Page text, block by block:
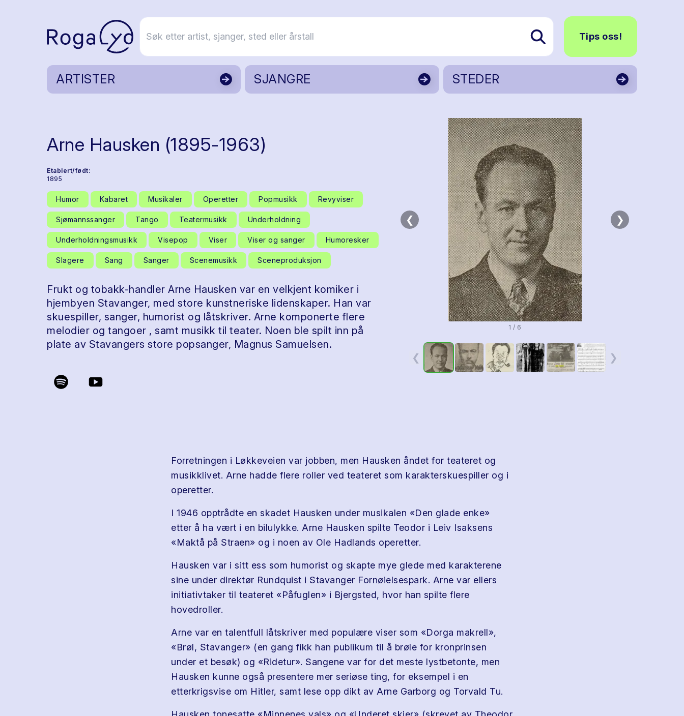
Tips oss!
ARTISTER SJANGRE STEDER
Arne Hausken (1895-1963)
Etablert/født:
1895
Humor Kabaret Musikaler Operetter Popmusikk Revyviser
Sjømannssanger Tango Teatermusikk Underholdning
Underholdningsmusikk Visepop Viser Viser og sanger Humoresker
Slagere Sang Sanger Scenemusikk Sceneproduksjon
Frukt og tobakk-handler Arne Hausken var en velkjent komiker i
hjembyen Stavanger, med store kunstneriske lidenskaper. Han var
skuespiller, sanger, humorist og låtskriver. Arne komponerte flere
melodier og tangoer , samt musikk til teater. Noen ble spilt inn på
plate av Stavangers store popsanger, Magnus Samuelsen.
❮ ❯
1 / 6
❮ ❯
Forretningen i Løkkeveien var jobben, men Hausken åndet for teateret og
musikklivet. Arne hadde flere roller ved teateret som karakterskuespiller og i
operetter.
I 1946 opptrådte en skadet Hausken under musikalen «Den glade enke»
etter å ha vært i en bilulykke. Arne Hausken spilte Teodor i Leiv Isaksens
«Maktå på Straen» og i noen av Ole Hadlands operetter.
Hausken var i sitt ess som humorist og skapte mye glede med karakterene
sine under direktør Rundquist i Stavanger Fornøielsespark. Arne var ellers
initiativtaker til teateret «Påfuglen» i Bjergsted, hvor han spilte flere
hovedroller.
Arne var en talentfull låtskriver med populære viser som «Dorga makrell»,
«Brøl, Stavanger» (en gang fikk han publikum til å brøle for kronprinsen
under et besøk) og «Ridetur». Sangene var for det meste lystbetonte, men
Hausken kunne også presentere mer seriøse ting, for eksempel i en
etterkrigsvise om Hitler, samt lese opp dikt av Arne Garborg og Torvald Tu.